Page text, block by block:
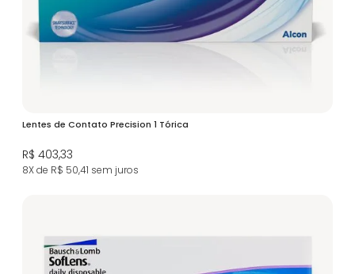
Lentes de Contato Precision 1 Tórica
R$ 403,33
8X de R$ 50,41 sem juros